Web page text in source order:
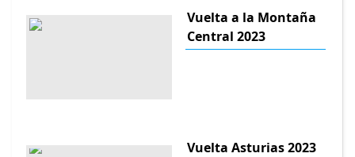
Vuelta a la Montaña
Central 2023
Vuelta Asturias 2023